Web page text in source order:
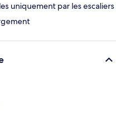
uniquement par les escaliers